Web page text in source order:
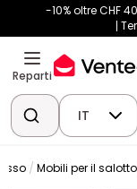
-10% oltre CHF
Reparti
IT
Mobili per il salotto